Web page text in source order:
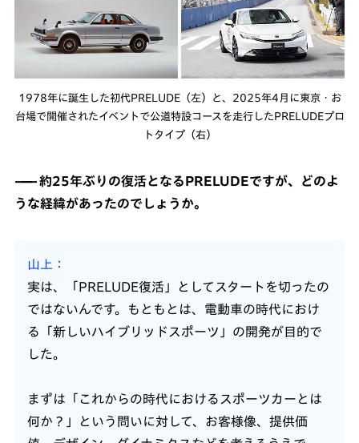
1978年に誕生した初代PRELUDE（左）と、2025年4月に東京・お
台場で開催されたイベントで公道特設コースを走行したPRELUDEプロ
トタイプ（右）
約25年ぶりの復活となるPRELUDEですが、どのよ
うな経緯があったのでしょうか。
山上
実は、「PRELUDE復活」としてスタートを切ったの
ではないんです。もともとは、電動車の時代におけ
る「新しいハイブリッドスポーツ」の開発が目的で
した。
まずは「これからの時代におけるスポーツカーとは
何か？」という問いに対して、お客様像、提供価